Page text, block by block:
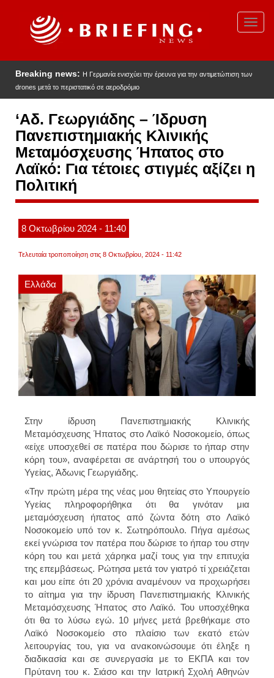
Breaking news: Η Γερμανία ενισχύει την έρευνα για την αντιμετώπιση των
drones μετά το περιστατικό σε αεροδρόμιο
‘Αδ. Γεωργιάδης – Ίδρυση
Πανεπιστημιακής Κλινικής
Μεταμόσχευσης Ήπατος στο
Λαϊκό: Για τέτοιες στιγμές αξίζει η
Πολιτική
8 Οκτωβρίου 2024 - 11:40
Τελευταία τροποποίηση στις 8 Οκτωβρίου, 2024 - 11:42
Ελλάδα
Στην ίδρυση Πανεπιστημιακής Κλινικής
Μεταμόσχευσης Ήπατος στο Λαϊκό Νοσοκομείο, όπως
«είχε υποσχεθεί σε πατέρα που δώρισε το ήπαρ στην
κόρη του», αναφέρεται σε ανάρτησή του ο υπουργός
Υγείας, Άδωνις Γεωργιάδης.
«Την πρώτη μέρα της νέας μου θητείας στο Υπουργείο
Υγείας πληροφορήθηκα ότι θα γινόταν μια
μεταμόσχευση ήπατος από ζώντα δότη στο Λαϊκό
Νοσοκομείο υπό τον κ. Σωτηρόπουλο. Πήγα αμέσως
εκεί γνώρισα τον πατέρα που δώρισε το ήπαρ του στην
κόρη του και μετά χάρηκα μαζί τους για την επιτυχία
της επεμβάσεως. Ρώτησα μετά τον γιατρό τί χρειάζεται
και μου είπε ότι 20 χρόνια αναμένουν να προχωρήσει
το αίτημα για την ίδρυση Πανεπιστημιακής Κλινικής
Μεταμόσχευσης Ήπατος στο Λαϊκό. Του υποσχέθηκα
ότι θα το λύσω εγώ. 10 μήνες μετά βρεθήκαμε στο
Λαϊκό Νοσοκομείο στο πλαίσιο των εκατό ετών
λειτουργίας του, για να ανακοινώσουμε ότι έληξε η
διαδικασία και σε συνεργασία με το ΕΚΠΑ και τον
Πρύτανη του κ. Σιάσο και την Ιατρική Σχολή Αθηνών